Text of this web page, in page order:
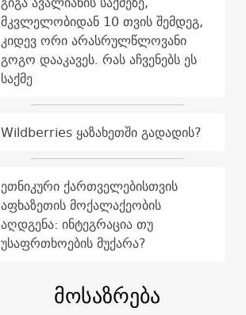
მკვლელობიდან 10 თვის შემდეგ,
კიდევ ორი არასრულწლოვანი
გოგო დააკავეს. რას აჩვენებს ეს
საქმე
Wildberries ყაზახეთში გადადის?
ეთნიკური ქართველებისთვის
აფხაზეთის მოქალაქეობის
აღდგენა: ინტეგრაცია თუ
უსაფრთხოების მუქარა?
მოსაზრება